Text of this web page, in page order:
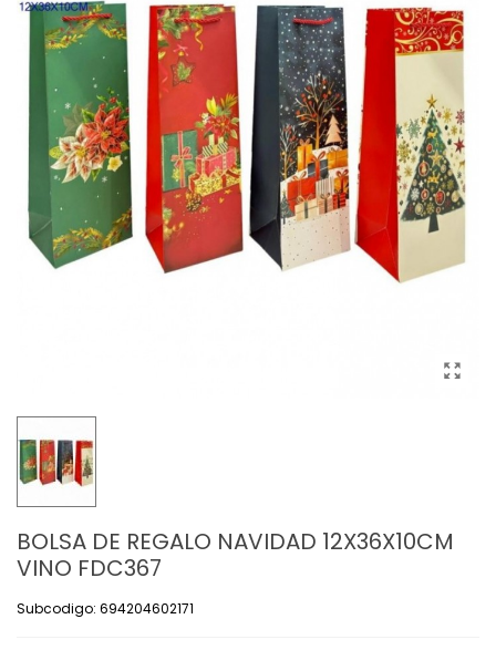
BOLSA DE REGALO NAVIDAD 12X36X10CM
VINO FDC367
Subcodigo: 694204602171